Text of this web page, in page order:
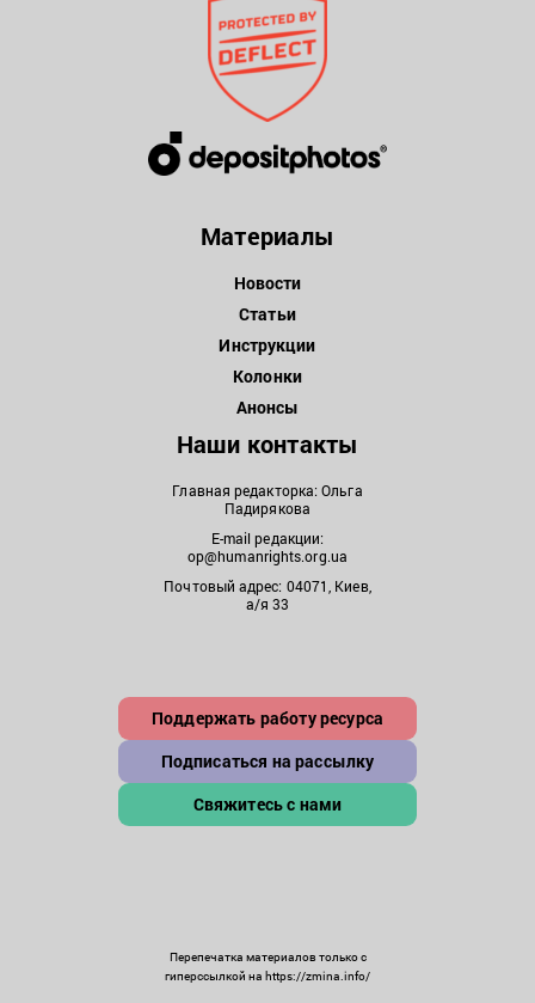
Материалы
Новости
Статьи
Инструкции
Колонки
Анонсы
Наши контакты
Главная редакторка: Ольга
Падирякова
E-mail редакции:
op@humanrights.org.ua
Почтовый адрес: 04071, Киев,
а/я 33
Поддержать работу ресурса
Подписаться на рассылку
Свяжитесь с нами
Перепечатка материалов только с
гиперссылкой на https://zmina.info/